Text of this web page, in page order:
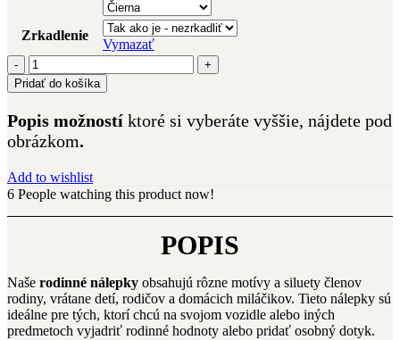
Zrkadlenie
Vymazať
množstvo
rodina
(15)
Pridať do košíka
Popis možností ktoré si vyberáte vyššie, nájdete pod
obrázkom.
Add to wishlist
6 People watching this product now!
POPIS
Naše rodinné nálepky obsahujú rôzne motívy a siluety členov
rodiny, vrátane detí, rodičov a domácich miláčikov. Tieto nálepky sú
ideálne pre tých, ktorí chcú na svojom vozidle alebo iných
predmetoch vyjadriť rodinné hodnoty alebo pridať osobný dotyk.